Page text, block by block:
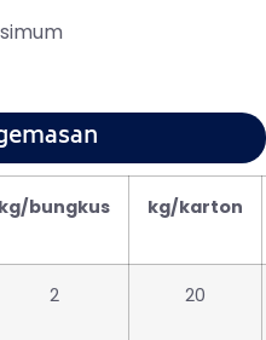
kg/bungkus kg/karton
2 20